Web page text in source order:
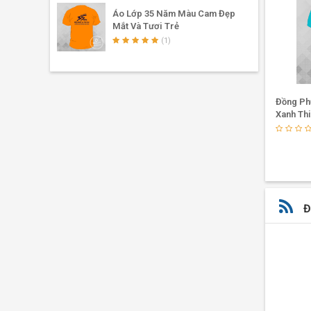
thoải
Ưu
✓Áo
✓Áo
Đồng
Xanh
Áo Lớp 35 Năm Màu Cam Đẹp
Mắt Và Tươi Trẻ
(1)